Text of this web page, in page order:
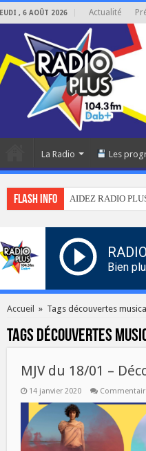
JEUDI , 6 AOÛT 2026 Actualité
La Radio Les
Flash info AIDEZ RADIO
Bien
Accueil » Tags découvertes
Tags découvertes
MJV du 18/01 –
14 janvier 2020